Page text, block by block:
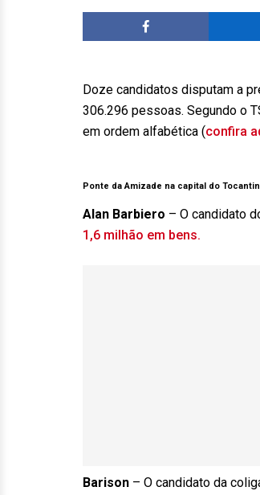
Doze candidatos disputam a
306.296 pessoas. Segundo o
em ordem alfabética (confira
Ponte da Amizade na capital do
Alan Barbiero – O candidato
1,6 milhão em bens.
Barison – O candidato da